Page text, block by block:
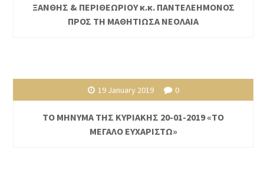
ΞΑΝΘΗΣ & ΠΕΡΙΘΕΩΡΙΟΥ κ.κ. ΠΑΝΤΕΛΕΗΜΟΝΟΣ
ΠΡΟΣ ΤΗ ΜΑΘΗΤΙΩΣΑ ΝΕΟΛΑΙΑ
19 January 2019 0
ΤΟ ΜΗΝΥΜΑ ΤΗΣ ΚΥΡΙΑΚΗΣ 20-01-2019 «ΤΟ
ΜΕΓΑΛΟ ΕΥΧΑΡΙΣΤΩ»